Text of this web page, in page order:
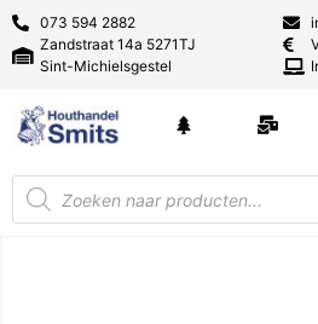
073 594 2882
Zandstraat 14a 5271TJ
Sint-Michielsgestel